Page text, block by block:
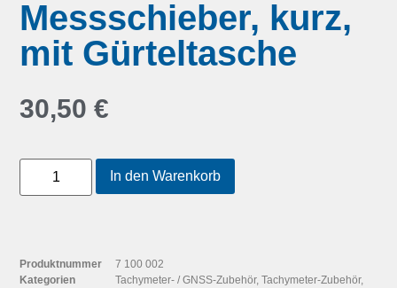
Messschieber, kurz,
mit Gürteltasche
30,50€
In den Warenkorb
Produktnummer
7 100 002
Kategorien
Tachymeter- / GNSS-Zubehör,Tachymeter-Zubehör,